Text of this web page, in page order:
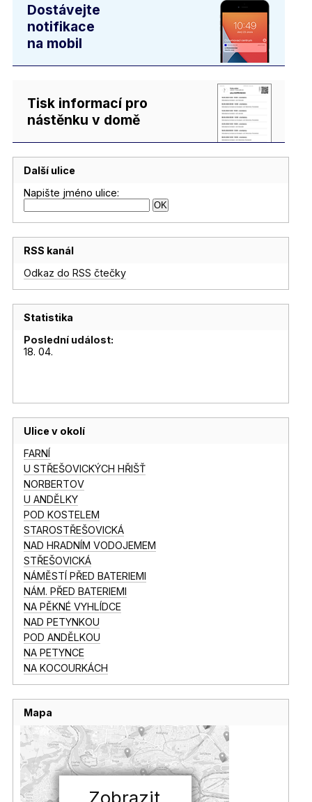
Dostávejte
notifikace
na mobil
Tisk informací pro
nástěnku v domě
Další ulice
Napište jméno ulice:
RSS kanál
Odkaz do RSS čtečky
Statistika
Poslední událost:
18. 04.
Ulice v okolí
FARNÍ
U STŘEŠOVICKÝCH HŘIŠŤ
NORBERTOV
U ANDĚLKY
POD KOSTELEM
STAROSTŘEŠOVICKÁ
NAD HRADNÍM VODOJEMEM
STŘEŠOVICKÁ
NÁMĚSTÍ PŘED BATERIEMI
NÁM. PŘED BATERIEMI
NA PĚKNÉ VYHLÍDCE
NAD PETYNKOU
POD ANDĚLKOU
NA PETYNCE
NA KOCOURKÁCH
Mapa